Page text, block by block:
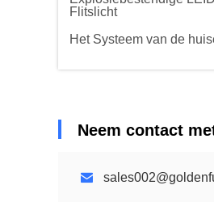
Flitslicht
Het Systeem van de
Neem contact